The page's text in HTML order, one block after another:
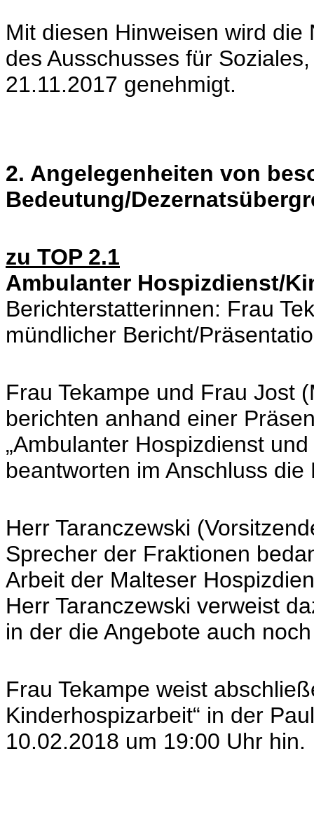
Mit diesen Hinweisen wird
des Ausschusses für
21.11.2017 genehmigt.
2. Angelegenheiten von
Bedeutung/
zu TOP 2.1
Ambulanter Hospizdienst/
Berichterstatterinnen: Frau
mündlicher Bericht/
Frau Tekampe und Frau Jost
berichten anhand einer
„Ambulanter Hospizdienst
beantworten im Anschluss die
Herr Taranczewski
Sprecher der Fraktionen
Arbeit der Malteser
Herr Taranczewski verweist
in der die Angebote auch
Frau Tekampe weist
Kinderhospizarbeit“ in der
10.02.2018 um 19:00 Uhr hin.